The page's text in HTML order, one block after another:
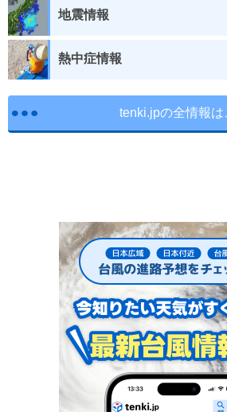
地震情報
熱中症情報
tenki.jpの全情報は